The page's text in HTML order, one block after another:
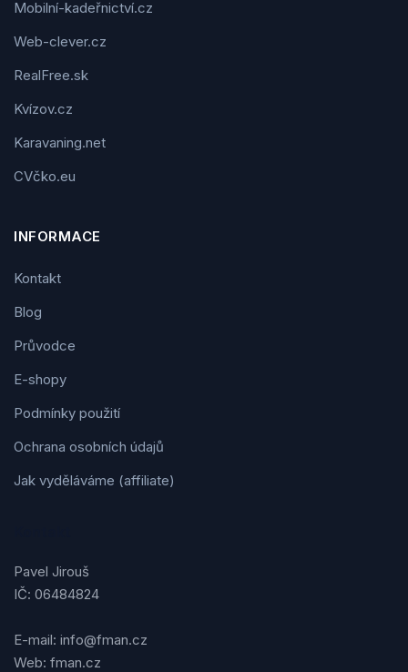
Mobilní-kadeřnictví.cz
Web-clever.cz
RealFree.sk
Kvízov.cz
Karavaning.net
CVčko.eu
INFORMACE
Kontakt
Blog
Průvodce
E-shopy
Podmínky použití
Ochrana osobních údajů
Jak vyděláváme (affiliate)
Pavel Jirouš
IČ: 06484824
E-mail: info@fman.cz
Web: fman.cz